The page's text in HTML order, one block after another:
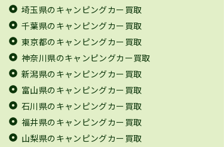
埼玉県のキャンピングカー買取
千葉県のキャンピングカー買取
東京都のキャンピングカー買取
神奈川県のキャンピングカー買取
新潟県のキャンピングカー買取
富山県のキャンピングカー買取
石川県のキャンピングカー買取
福井県のキャンピングカー買取
山梨県のキャンピングカー買取